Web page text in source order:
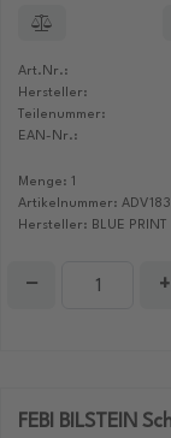
Art.Nr.:
Hersteller:
Teilenummer:
EAN-Nr.:
Menge: 1
Artikelnummer:
Hersteller: BLUE PRINT
− +
FEBI BILSTEIN